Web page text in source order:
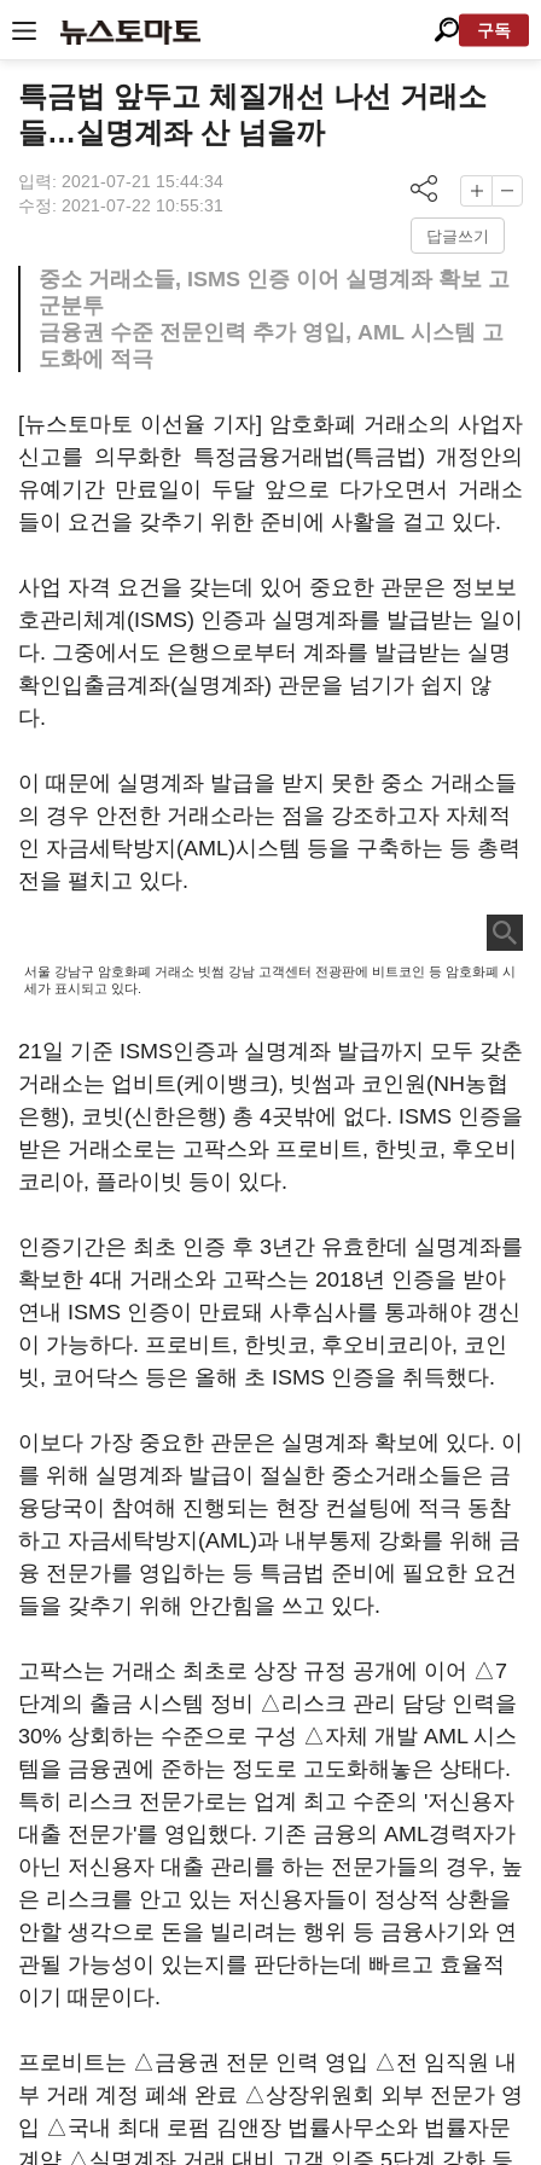
구독
특금법 앞두고 체질개선 나선 거래소
들…실명계좌 산 넘을까
입력: 2021-07-21 15:44:34
수정: 2021-07-22 10:55:31
답글쓰기
중소 거래소들, ISMS 인증 이어 실명계좌 확보 고
군분투
금융권 수준 전문인력 추가 영입, AML 시스템 고
도화에 적극
[뉴스토마토 이선율 기자] 암호화폐 거래소의 사업자
신고를 의무화한 특정금융거래법(특금법) 개정안의
유예기간 만료일이 두달 앞으로 다가오면서 거래소
들이 요건을 갖추기 위한 준비에 사활을 걸고 있다.
사업 자격 요건을 갖는데 있어 중요한 관문은 정보보
호관리체계(ISMS) 인증과 실명계좌를 발급받는 일이
다. 그중에서도 은행으로부터 계좌를 발급받는 실명
확인입출금계좌(실명계좌) 관문을 넘기가 쉽지 않
다.
이 때문에 실명계좌 발급을 받지 못한 중소 거래소들
의 경우 안전한 거래소라는 점을 강조하고자 자체적
인 자금세탁방지(AML)시스템 등을 구축하는 등 총력
전을 펼치고 있다.
서울 강남구 암호화폐 거래소 빗썸 강남 고객센터 전광판에 비트코인 등 암호화폐 시
세가 표시되고 있다.
21일 기준 ISMS인증과 실명계좌 발급까지 모두 갖춘
거래소는 업비트(케이뱅크), 빗썸과 코인원(NH농협
은행), 코빗(신한은행) 총 4곳밖에 없다. ISMS 인증을
받은 거래소로는 고팍스와 프로비트, 한빗코, 후오비
코리아, 플라이빗 등이 있다.
인증기간은 최초 인증 후 3년간 유효한데 실명계좌를
확보한 4대 거래소와 고팍스는 2018년 인증을 받아
연내 ISMS 인증이 만료돼 사후심사를 통과해야 갱신
이 가능하다. 프로비트, 한빗코, 후오비코리아, 코인
빗, 코어닥스 등은 올해 초 ISMS 인증을 취득했다.
이보다 가장 중요한 관문은 실명계좌 확보에 있다. 이
를 위해 실명계좌 발급이 절실한 중소거래소들은 금
융당국이 참여해 진행되는 현장 컨설팅에 적극 동참
하고 자금세탁방지(AML)과 내부통제 강화를 위해 금
융 전문가를 영입하는 등 특금법 준비에 필요한 요건
들을 갖추기 위해 안간힘을 쓰고 있다.
고팍스는 거래소 최초로 상장 규정 공개에 이어 △7
단계의 출금 시스템 정비 △리스크 관리 담당 인력을
30% 상회하는 수준으로 구성 △자체 개발 AML 시스
템을 금융권에 준하는 정도로 고도화해놓은 상태다.
특히 리스크 전문가로는 업계 최고 수준의 '저신용자
대출 전문가'를 영입했다. 기존 금융의 AML경력자가
아닌 저신용자 대출 관리를 하는 전문가들의 경우, 높
은 리스크를 안고 있는 저신용자들이 정상적 상환을
안할 생각으로 돈을 빌리려는 행위 등 금융사기와 연
관될 가능성이 있는지를 판단하는데 빠르고 효율적
이기 때문이다.
프로비트는 △금융권 전문 인력 영입 △전 임직원 내
부 거래 계정 폐쇄 완료 △상장위원회 외부 전문가 영
입 △국내 최대 로펌 김앤장 법률사무소와 법률자문
계약 △ 실명계좌 거래 대비 고객 인증 5단계 강화 등